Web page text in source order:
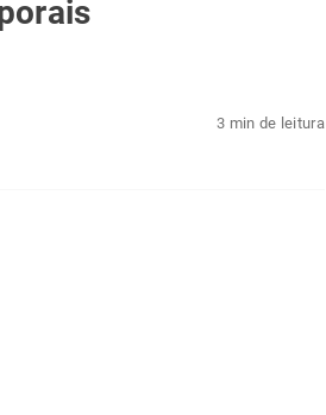
3 min de leitura